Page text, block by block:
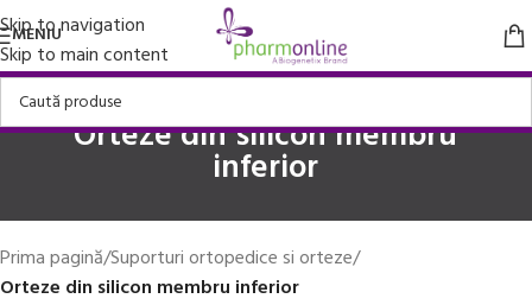
Skip to navigation
Skip to main content
MENIU
Orteze din silicon membru
inferior
Prima pagină/Suporturi ortopedice si orteze/
Orteze din silicon membru inferior